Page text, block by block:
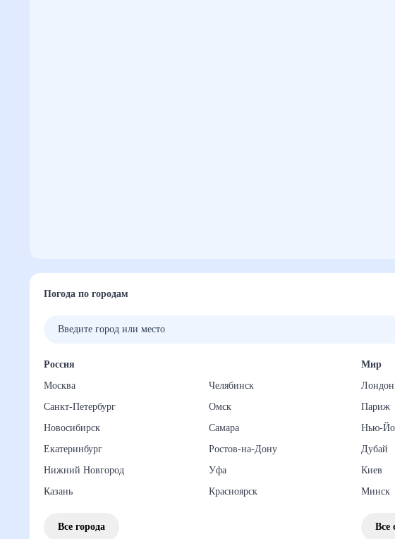
Погода по городам
Россия
Москва
Санкт-Петербург
Новосибирск
Екатеринбург
Нижний Новгород
Казань
Челябинск
Омск
Самара
Ростов-на-Дону
Уфа
Красноярск
Все города
Мир
Лондон
Париж
Нью-
Дубай
Киев
Минск
Все